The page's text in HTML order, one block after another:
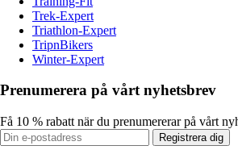
Trek-Expert
Triathlon-Expert
TripnBikers
Winter-Expert
Prenumerera på vårt nyhetsbrev
Få 10 % rabatt när du prenumererar på vårt
Registrera dig